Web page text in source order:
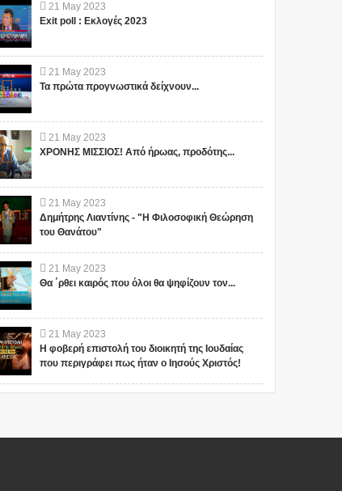
21 May 2023
Exit poll : Εκλογές 2023
21 May 2023
Τα πρώτα προγνωστικά δείχνουν...
21 May 2023
ΧΡΟΝΗΣ ΜΙΣΣΙΟΣ! Από ήρωας, προδότης...
21 May 2023
Δημήτρης Λιαντίνης - "Η Φιλοσοφική Θεώρηση
του Θανάτου"
21 May 2023
Θα ΄ρθει καιρός που όλοι θα ψηφίζουν τον...
21 May 2023
Η φοβερή επιστολή του διοικητή της Ιουδαίας
που περιγράφει πως ήταν ο Ιησούς Χριστός!